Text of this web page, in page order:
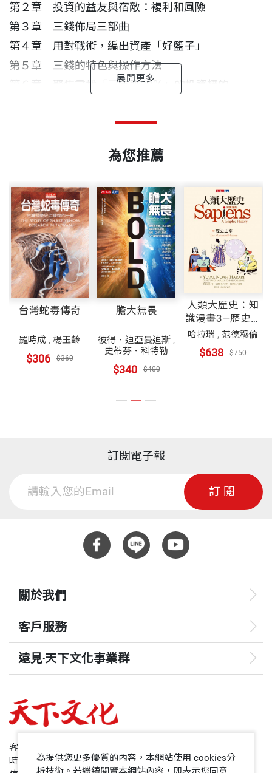
第２章 投資的益友與宿敵：複利和風險
第３章 三錢佈局三部曲
第４章 用對戰術，編出資產「好籃子」
第５章 三錢的特色與操作方法
第６章 聚焦尋找「三年賺30％」的投資標的
第８章 三大處方克服投資天敵
＜附錄２＞善用「77-7生生不息投資法」 NPO錢途
放光明
​＜附錄３＞理財規劃的頂級專家證照CFP®簡介
在二十五年的職場生涯中，我前半段在產業界打拚
的投資人；後半段進入投信投顧業，搖身一變成為服
務別人的解決方案提供者。台大商學研究所MBA和C
FP®（認證理財規劃顧問）國際證照的訓練，奠定了
我的理論基礎，讓我在為個人與法人客戶投資理財規
劃的過程中，有能力觀察到常見的一些問題。
就一般個人而言，投資者最常出現的問題有：一、不
知道自己需要多少錢才能擁有財務自由；二、不知道
如何建立一生財務供給的時間表，做到「要用錢的時
候就有錢用」，每次都只想著要多賺一點，最後常演
知道如何挑選和買賣產品，常追逐當時熱門產品，最
高資產的個人所出現的問題是：一、未做資產配置，
未設定整體資產的投資目標，常東投一點、西買一
些，雜亂無章；二、只做定存，卻未考慮通膨與金融
的時間複利價值；四、擔心最低稅負制會增加其國內
外投資的稅捐負擔；五、不知如何讓資產生生不息，
至於營利事業法人所面臨的問題則是：一、不知道如
何有效率地運用閒置資金；二、未做有效的資產配
置；三、對投資產品的風險缺乏清楚認知；四、一概
不碰股票或衍生性產品，不知道這些工具其實也可以
而非營利事業組織（NPO）最常見的問題一個是，不
知道如何讓有限的資金，生生不息地提供財務支援；
另一個是，不敢投資，只做定存，結果利息還被通膨
王志剛 （前經濟部長，現任元智大學管理研究所教
本書作者宋炎本是我於1981年指導的台大商學研究所
MBA高材生，人緣極佳，暱稱「阿本」。在近三十年
的師生情緣中，我看著阿本從二十幾歲、身無長物的
年輕學子，白手起家到如今家庭美滿、事業順利；由
他來描述如何追求人生財務獨立自主，應有值得借鏡
之處。
阿本的治學嚴謹、表達清晰，他在本書用白話的方
式，把艱澀的投資理論化成簡單易學的理財方法，應
與不斷學習是最重要的元素，阿本從學生時代開始，
論文得到九十多分的高分，相信他寫的書亦在水準之
上。阿本是我最引以為傲的學生之一，在這裡，我也
要把他推薦給各位讀者。
我在經濟部長任內，推動台灣加入WTO，把台灣帶向
國際；又傾力擴大內需成長、活絡民間經濟，這種種
足，而後知榮辱」，經濟好了，社會自然有動力。半
世紀以來，台灣經濟歷經種種轉型考驗，從1950年代
土地改革、60年代拓展外銷、70年代十大建設、80
年代設立科學園區、90年代九二一大地震，到二十一
世紀初中國大陸磁吸效應等等，各種試煉紛至沓來。
民追求清楚的目標，落實執行有效的策略，並彈性地
人人都可受益的投資理財書
長達二十五年的職場生涯中，產業及金融業資歷各
經理、潤泰建設協理、潤泰大樓綜合維護公司總經
理、復華投信協理。現任「全球復華證券投資顧問股
份有限公司」董事長，專精個人及企業之投資理財規
劃顧問，為國內少數具有全球頂尖金融證照CFP®
（認證理財規劃顧問）資格者之一。
出版日期 2008/03/17
出版社 天下文化
裝幀 平裝
黑白
為您推薦
台灣蛇毒傳奇
羅時成 ,楊玉齡
$306 $360
膽大無畏
彼得．迪亞曼迪斯 ,
史蒂芬．科特勒
$340 $400
人類大歷史：知
識漫畫3—歷史主
宰
哈拉瑞 , 范德穆倫
$638 $750
訂閱電子報
訂閱
關於我們
客戶服務
遠見‧天下文化事業群
哈佛商業評論
客服專線：+886 2 2662-0012
時間：週一~週五9:00~12:30;13:30~17:00
為提供您更多優質的內容，本網站使用 cookies分